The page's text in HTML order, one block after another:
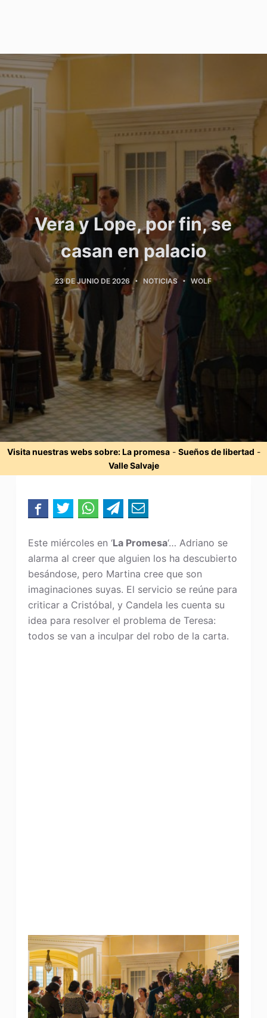
Vera y Lope, por fin, se
casan en palacio
23 DE JUNIO DE 2026 NOTICIAS WOLF
Visita nuestras webs sobre:La promesa- Sueños de libertad -
Valle Salvaje
Este miércoles en ‘La Promesa‘… Adriano se
alarma al creer que alguien los ha descubierto
besándose, pero Martina cree que son
imaginaciones suyas. El servicio se reúne para
criticar a Cristóbal, y Candela les cuenta su
idea para resolver el problema de Teresa:
todos se van a inculpar del robo de la carta.